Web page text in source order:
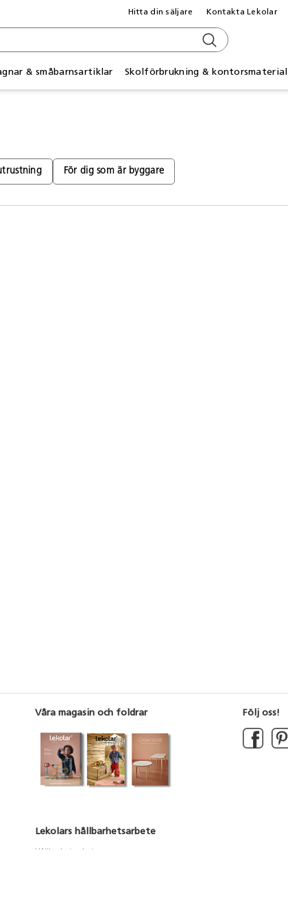
& småbarnsartiklar Skolförbrukning & kontorsmaterial
Hitta din säljare Kontakta Lekolar
För dig som är byggare
Våra magasin och foldrar
Lekolars hållbarhetsarbete
Följ oss!